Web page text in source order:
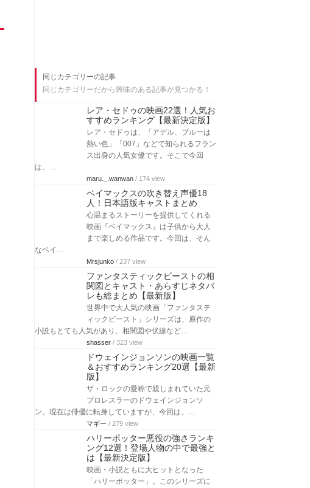
同じカテゴリーの記事
同じカテゴリーだから興味のある記事が見つかる！
レア・セドゥの映画22選！人気お
すすめランキング【最新決定版】
レア・セドゥは、「アデル、ブルーは
熱い色」「007」などで知られるフラン
ス出身の人気女優です。そこで今回
は、…
maru._.wanwan / 174 view
ベイマックスの吹き替え声優18
人！日本語版キャストまとめ
心温まるストーリーを提供してくれる
映画『ベイマックス』は子供から大人
まで楽しめる作品です。今回は、そん
なベイ…
Mrsjunko / 237 view
ファンタスティックビーストの相
関図とキャスト・あらすじネタバ
レも総まとめ【最新版】
世界中で大人気の映画「ファンタステ
ィックビースト」シリーズは、原作の
小説もとても人気があり、相関図や伏線など…
shasser / 323 view
ドウェインジョンソンの映画一覧
＆おすすめランキング20選【最新
版】
ザ・ロックの愛称で親しまれていた元
プロレスラーのドウェインジョンソ
ン。現在は俳優に転身していますが、今回は、…
マギー / 279 view
ハリーポッター悪役の強さランキ
ング12選！登場人物の中で最強と
は【最新決定版】
映画・小説ともに大ヒットとなった
「ハリーポッター」。このシリーズに